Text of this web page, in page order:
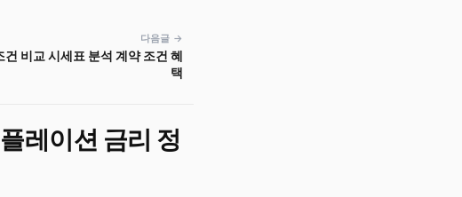
다음글 →
건 비교 시세표 분석 계약 조건 혜
택
레이션 금리 정